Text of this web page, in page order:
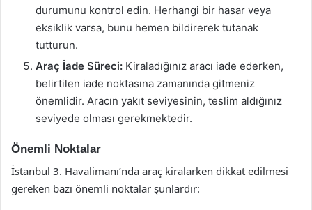
durumunu kontrol edin. Herhangi bir hasar veya
eksiklik varsa, bunu hemen bildirerek tutanak
tutturun.
Araç İade Süreci: Kiraladığınız aracı iade ederken,
belirtilen iade noktasına zamanında gitmeniz
önemlidir. Aracın yakıt seviyesinin, teslim aldığınız
seviyede olması gerekmektedir.
Önemli Noktalar
İstanbul 3. Havalimanı’nda araç kiralarken dikkat edilmesi
gereken bazı önemli noktalar şunlardır: